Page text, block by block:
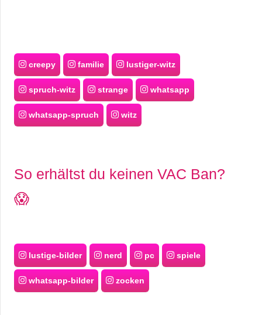
creepy familie lustiger-witz
spruch-witz strange whatsapp
whatsapp-spruch witz
So erhältst du keinen VAC Ban?
😱
lustige-bilder nerd pc spiele
whatsapp-bilder zocken